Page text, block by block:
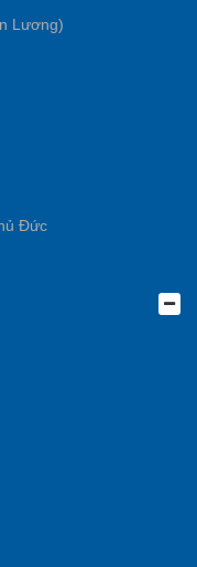
Lương)
Đức